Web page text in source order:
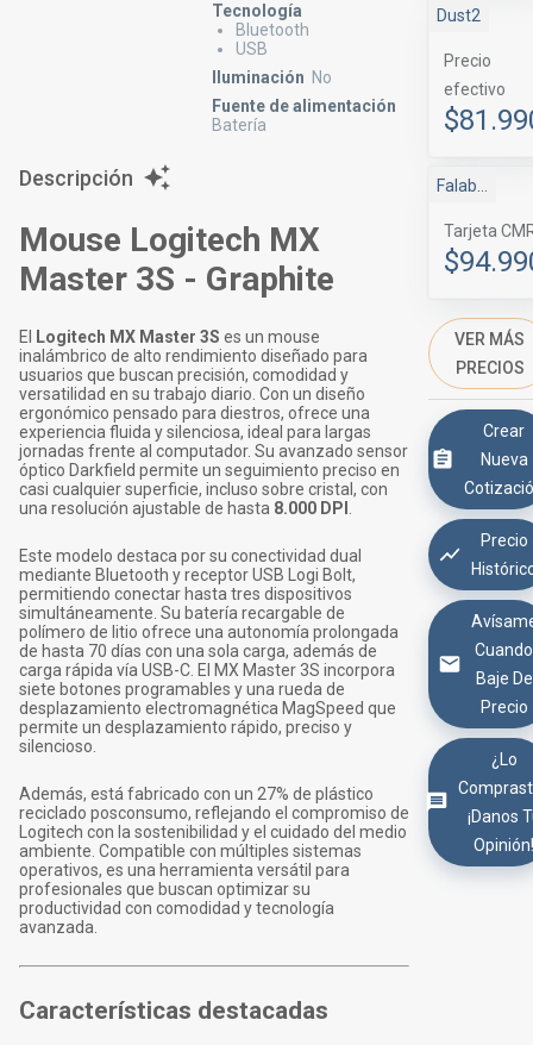
Tecnología
Bluetooth
USB
Iluminación No
Fuente de alimentación
Batería
Dust2
Precio
efectivo
Tarjeta
VER MÁS
PRECIOS
Crear
Nueva
Precio
Cuando
Baje De
Precio
¿Lo
¡Danos
Descripción
Mouse Logitech MX
Master 3S - Graphite
El Logitech MX Master 3S es un mouse
inalámbrico de alto rendimiento diseñado para
usuarios que buscan precisión, comodidad y
versatilidad en su trabajo diario. Con un diseño
ergonómico pensado para diestros, ofrece una
experiencia fluida y silenciosa, ideal para largas
jornadas frente al computador. Su avanzado sensor
óptico Darkfield permite un seguimiento preciso en
casi cualquier superficie, incluso sobre cristal, con
una resolución ajustable de hasta 8.000 DPI
Este modelo destaca por su conectividad dual
mediante Bluetooth y receptor USB Logi Bolt,
permitiendo conectar hasta tres dispositivos
simultáneamente. Su batería recargable de
polímero de litio ofrece una autonomía prolongada
de hasta 70 días con una sola carga, además de
carga rápida vía USB-C. El MX Master 3S incorpora
siete botones programables y una rueda de
desplazamiento electromagnética MagSpeed que
permite un desplazamiento rápido, preciso y
silencioso.
Además, está fabricado con un 27% de plástico
reciclado posconsumo, reflejando el compromiso de
Logitech con la sostenibilidad y el cuidado del medio
ambiente. Compatible con múltiples sistemas
operativos, es una herramienta versátil para
profesionales que buscan optimizar su
productividad con comodidad y tecnología
avanzada.
Características destacadas